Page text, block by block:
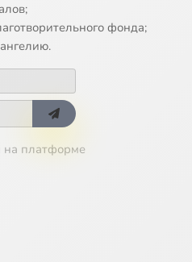
фонда;
на платформе